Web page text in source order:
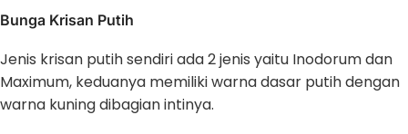
Bunga Krisan Putih
Jenis krisan putih sendiri ada 2 jenis yaitu Inodorum dan
Maximum, keduanya memiliki warna dasar putih dengan
warna kuning dibagian intinya.